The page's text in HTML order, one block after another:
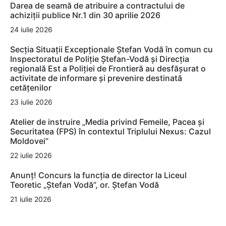
Darea de seamă de atribuire a contractului de
achiziții publice Nr.1 din 30 aprilie 2026
24 iulie 2026
Secția Situații Excepționale Ștefan Vodă în comun cu
Inspectoratul de Poliție Ștefan-Vodă și Direcția
regională Est a Poliției de Frontieră au desfășurat o
activitate de informare și prevenire destinată
cetățenilor
23 iulie 2026
Atelier de instruire „Media privind Femeile, Pacea și
Securitatea (FPS) în contextul Triplului Nexus: Cazul
Moldovei”
22 iulie 2026
Anunț! Concurs la funcția de director la Liceul
Teoretic „Ștefan Vodă”, or. Ștefan Vodă
21 iulie 2026